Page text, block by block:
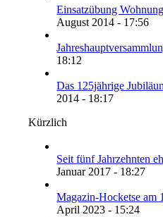
Einsatzübung
August 2014 - 17:56
18:12
Das 125jährige
2014 - 18:17
Kürzlich
Seit fünf Jahrzehnten
Januar 2017 - 18:27
Magazin-Hocketse am
April 2023 - 15:24